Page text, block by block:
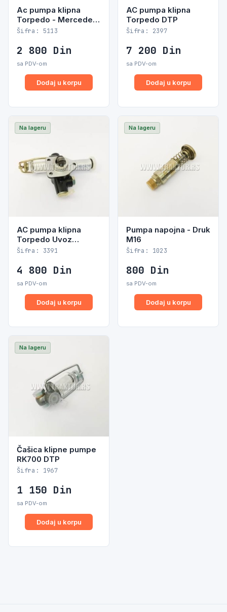
Ac pumpa klipna
Torpedo - Mercedes
- Deutz - Claas -
Šifra: 5113
2 800 Din
sa PDV-om
Dodaj u korpu
AC pumpa klipna
Torpedo DTP
Šifra: 2397
7 200 Din
sa PDV-om
Dodaj u korpu
Na lageru
AC pumpa klipna
Torpedo Uvoz
V2HF12
Šifra: 3391
4 800 Din
sa PDV-om
Dodaj u korpu
Na lageru
Pumpa napojna - Druk
M16
Šifra: 1023
800 Din
sa PDV-om
Dodaj u korpu
Na lageru
Čašica klipne pumpe
RK700 DTP
Šifra: 1967
1 150 Din
sa PDV-om
Dodaj u korpu